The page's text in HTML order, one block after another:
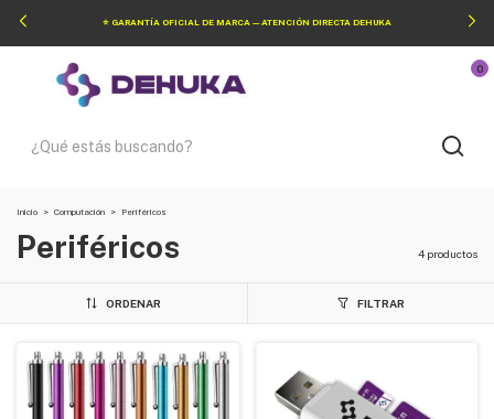
⭐ GARANTÍA OFICIAL DE MARCA — ATENCIÓN DIRECTA DEHUKA
0
Inicio > Computación > Periféricos
Periféricos 4 productos
ORDENAR FILTRAR